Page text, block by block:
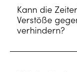
Kann die
Verstöße
verhindern?